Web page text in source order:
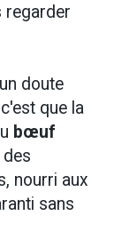
regarder
doute
que la
bœuf
des
nourri aux
sans